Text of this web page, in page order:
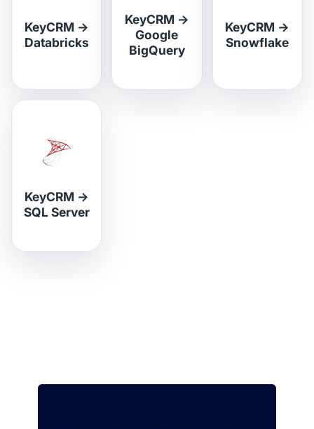
KeyCRM →
Databricks
KeyCRM →
Google
BigQuery
KeyCRM →
Snowflake
KeyCRM →
SQL Server